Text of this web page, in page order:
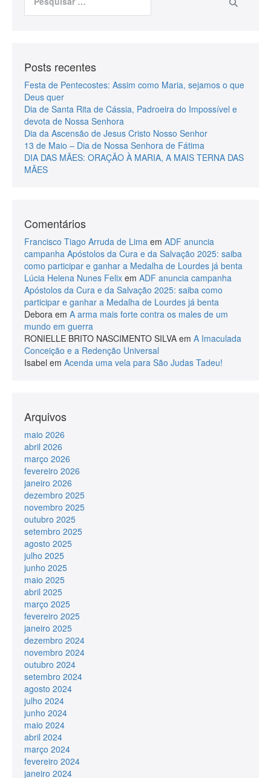
Posts recentes
Festa de Pentecostes: Assim como Maria, sejamos o que
Deus quer
Dia de Santa Rita de Cássia, Padroeira do Impossível e
devota de Nossa Senhora
Dia da Ascensão de Jesus Cristo Nosso Senhor
13 de Maio – Dia de Nossa Senhora de Fátima
DIA DAS MÃES: ORAÇÃO À MARIA, A MAIS TERNA DAS
MÃES
Comentários
Francisco Tiago Arruda de Lima em ADF anuncia
campanha Apóstolos da Cura e da Salvação 2025: saiba
como participar e ganhar a Medalha de Lourdes já benta
Lúcia Helena Nunes Felix em ADF anuncia campanha
Apóstolos da Cura e da Salvação 2025: saiba como
participar e ganhar a Medalha de Lourdes já benta
Debora em A arma mais forte contra os males de um
mundo em guerra
RONIELLE BRITO NASCIMENTO SILVA em A Imaculada
Conceição e a Redenção Universal
Isabel em Acenda uma vela para São Judas Tadeu!
Arquivos
maio 2026
abril 2026
março 2026
fevereiro 2026
janeiro 2026
dezembro 2025
novembro 2025
outubro 2025
setembro 2025
agosto 2025
julho 2025
junho 2025
maio 2025
abril 2025
março 2025
fevereiro 2025
janeiro 2025
dezembro 2024
novembro 2024
outubro 2024
setembro 2024
agosto 2024
julho 2024
junho 2024
maio 2024
abril 2024
março 2024
fevereiro 2024
janeiro 2024